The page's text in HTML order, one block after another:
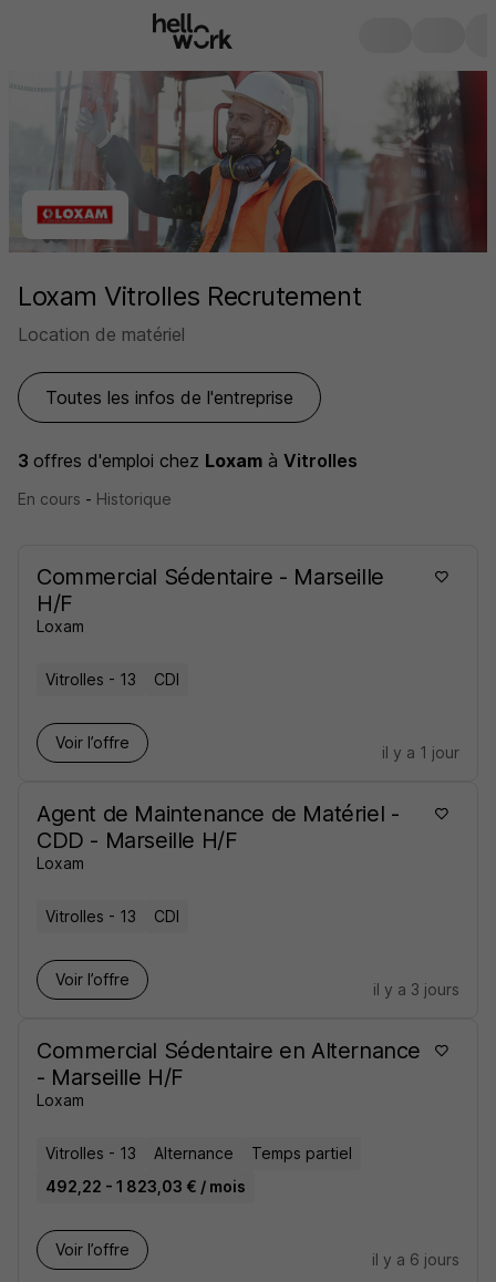
Loxam Vitrolles Recrutement
Location de matériel
Toutes les infos de l'entreprise
3 offres d'emploi chez Loxam à Vitrolles
En cours - Historique
Commercial Sédentaire - Marseille
H/F
Loxam
Vitrolles - 13 CDI
Voir l’offre
il y a 1 jour
Agent de Maintenance de Matériel -
CDD - Marseille H/F
Loxam
Vitrolles - 13 CDI
Voir l’offre
il y a 3 jours
Commercial Sédentaire en Alternance
- Marseille H/F
Loxam
Vitrolles - 13 Alternance
Temps partiel
492,22 - 1 823,03 € / mois
Voir l’offre
il y a 6 jours